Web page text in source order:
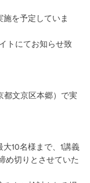
施を予定していま
トにてお知らせ致
都文京区本郷）で実
10名様まで、1講義
め切りとさせていた